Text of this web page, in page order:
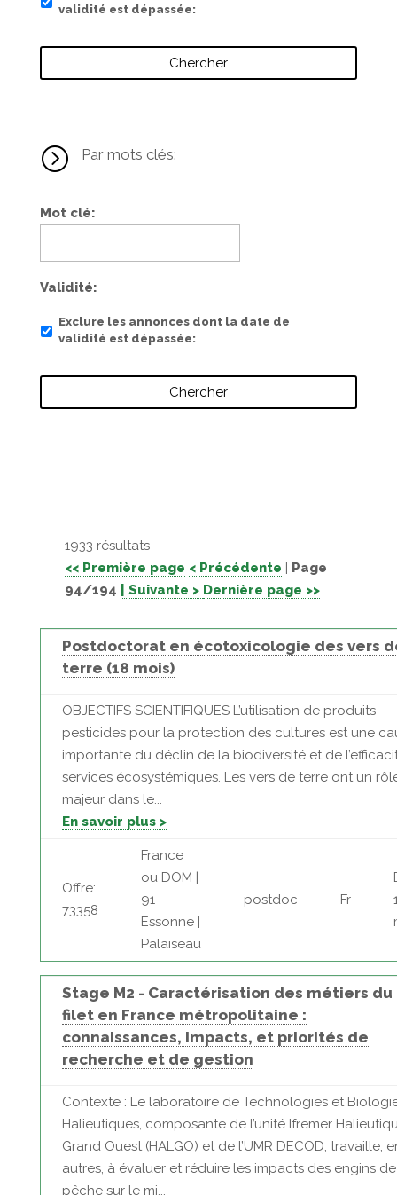
validité est dépassée
= Par mots clés:
Mot clé
Validité
Exclure les annonces dont la date de
validité est dépassée
1933 résultats
<< Première page < Précédente | Page
94/194
| Suivante > Dernière page >>
Postdoctorat en écotoxicologie des vers
terre (18 mois)
OBJECTIFS SCIENTIFIQUES L’utilisation de produits
pesticides pour la protection des cultures est une
importante du déclin de la biodiversité et de
services écosystémiques. Les vers de terre ont un
majeur dans le...
En savoir plus >
Offre:
73358
France
ou DOM |
91 -
Essonne |
Palaiseau
postdoc Fr
Stage M2 - Caractérisation des métiers du
filet en France métropolitaine :
connaissances, impacts, et priorités de
recherche et de gestion
Contexte : Le laboratoire de Technologies et
Halieutiques, composante de l’unité Ifremer
Grand Ouest (HALGO) et de l’UMR DECOD, travaille,
autres, à évaluer et réduire les impacts des engins de
pêche sur le mi...